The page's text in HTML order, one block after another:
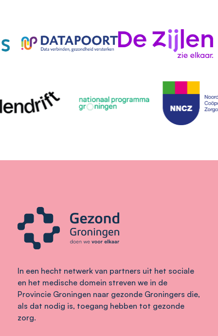
In een hecht netwerk van partners uit het sociale
en het medische domein streven we in de
Provincie Groningen naar gezonde Groningers die,
als dat nodig is, toegang hebben tot gezonde
zorg.